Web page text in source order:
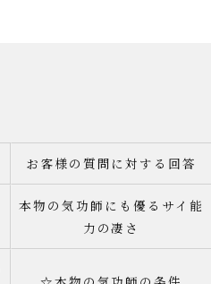
お客様の質問に対する回答
本物の気功師にも優るサイ能
力の凄さ